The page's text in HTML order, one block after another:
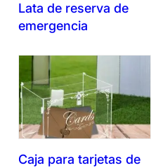
Lata de reserva de
emergencia
Caja para tarjetas de